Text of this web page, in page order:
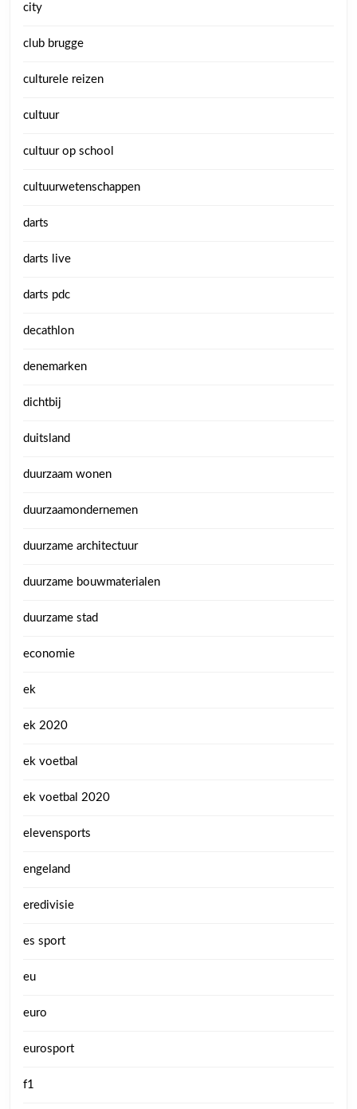
city
club brugge
culturele reizen
cultuur
cultuur op school
cultuurwetenschappen
darts
darts live
darts pdc
decathlon
denemarken
dichtbij
duitsland
duurzaam wonen
duurzaamondernemen
duurzame architectuur
duurzame bouwmaterialen
duurzame stad
economie
ek
ek 2020
ek voetbal
ek voetbal 2020
elevensports
engeland
eredivisie
es sport
eu
euro
eurosport
f1